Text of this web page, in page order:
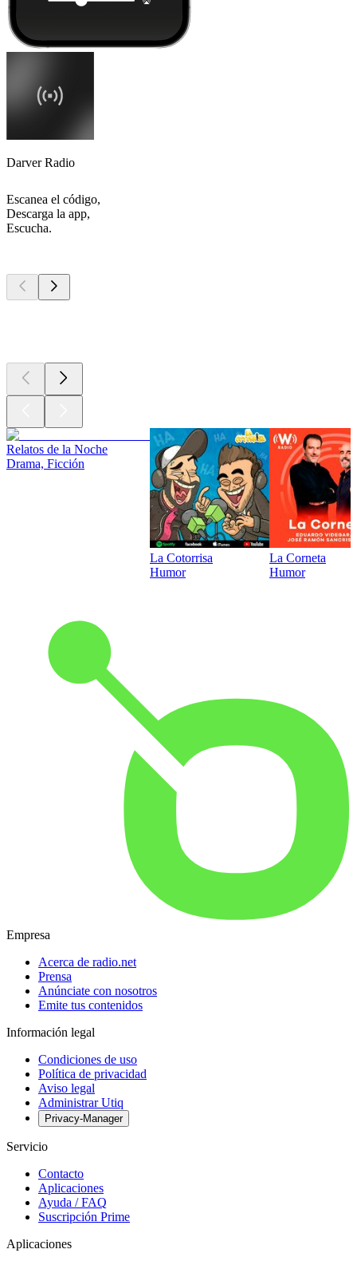
Darver Radio
Escanea el código,
Descarga la app,
Escucha.
Relatos de la Noche
Drama, Ficción
La Cotorrisa
Humor
La Corneta
Humor
Empresa
Acerca de radio.net
Prensa
Anúnciate con nosotros
Emite tus contenidos
Información legal
Condiciones de uso
Política de privacidad
Aviso legal
Administrar Utiq
Privacy-Manager
Servicio
Contacto
Aplicaciones
Ayuda / FAQ
Suscripción Prime
Aplicaciones